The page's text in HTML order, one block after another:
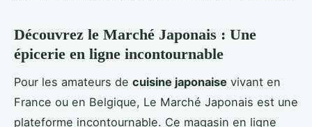
Découvrez le Marché Japonais : Une
épicerie en ligne incontournable
Pour les amateurs de cuisine japonaise vivant en
France ou en Belgique, Le Marché Japonais est une
plateforme incontournable. Ce magasin en ligne